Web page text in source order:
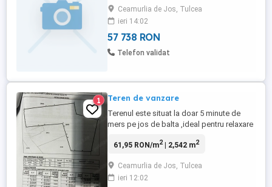
la strada asfaltata, cu posibilitate de
racordare la canalizare. Deschiderea la
strada este de 20 ml. Prețul este
negociabil.
Ceamurlia de Jos, Tulcea
ieri 14:02
57 738 RON
Telefon validat
1 Teren de vanzare
Terenul este situat la doar 5 minute de
mers pe jos de balta ,ideal pentru relaxare
direct de pe strada asfaltată ,canalizare în
,stâlp de iluminat în fața terenului ! Teren
intravilan ,Carte funciară cu categoria de ...
61,95 RON/m2| 2,542 m2
Ceamurlia de Jos, Tulcea
ieri 12:02